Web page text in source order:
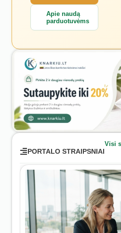
Apie naudą
parduotuvėms
PORTALO STRAIPSNIAI
Visi